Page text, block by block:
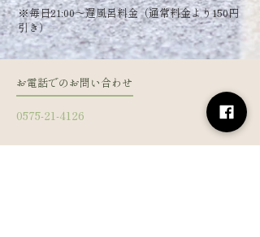
​※毎日21:00～遅風呂料金（通常料金より150円
引き）
お電話でのお問い合わせ
0575-21-4126